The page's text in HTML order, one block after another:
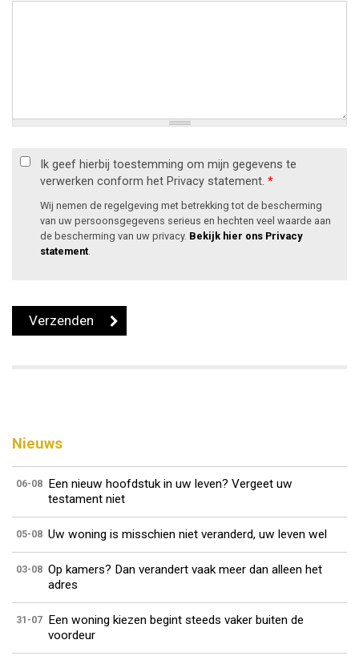
Ik geef hierbij toestemming om mijn gegevens te
verwerken conform het Privacy statement. *
Wij nemen de regelgeving met betrekking tot de bescherming
van uw persoonsgegevens serieus en hechten veel waarde aan
de bescherming van uw privacy. Bekijk hier ons Privacy
statement.
Nieuws
06-08 Een nieuw hoofdstuk in uw leven? Vergeet uw
testament niet
05-08 Uw woning is misschien niet veranderd, uw leven wel
03-08 Op kamers? Dan verandert vaak meer dan alleen het
adres
31-07 Een woning kiezen begint steeds vaker buiten de
voordeur